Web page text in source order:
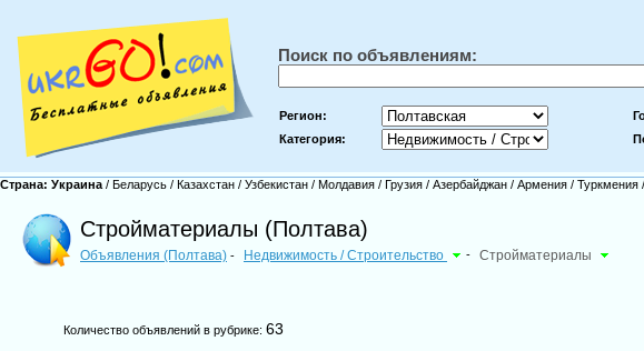
Поиск по объявлениям:
Регион:
Категория:
Страна: Украина / Беларусь / Казахстан / Узбекистан / Молдавия / Грузия / Азербайджан / Армения / Туркмения /
Стройматериалы (Полтава)
Объявления (Полтава) - Недвижимость / Строительство - Стройматериалы
Количество объявлений в рубрике:63